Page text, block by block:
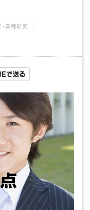
･業種研究